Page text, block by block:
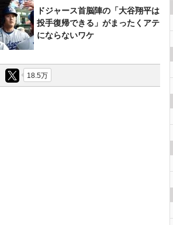
ドジャース首脳陣の「大谷翔平は
投手復帰できる」がまったくアテ
にならないワケ
18.5万